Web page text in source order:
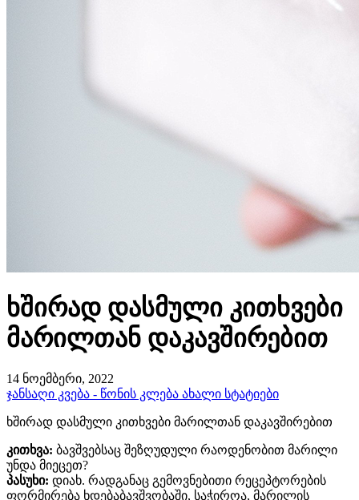
ხშირად დასმული კითხვები
მარილთან დაკავშირებით
14 ნოემბერი, 2022
ჯანსაღი კვება - წონის კლება ახალი სტატიები
ხშირად დასმული კითხვები მარილთან დაკავშირებით
კითხვა: ბავშვებსაც შეზღუდული რაოდენობით მარილი
უნდა მიეცეთ?
პასუხი: დიახ. რადგანაც გემოვნებითი რეცეპტორების
ფორმირება ხდებაბავშვობაში, საჭიროა, მარილის